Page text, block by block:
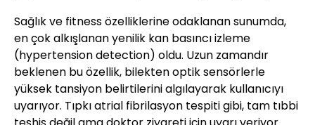
Sağlık ve fitness özelliklerine odaklanan sunumda,
en çok alkışlanan yenilik kan basıncı izleme
(hypertension detection) oldu. Uzun zamandır
beklenen bu özellik, bilekten optik sensörlerle
yüksek tansiyon belirtilerini algılayarak kullanıcıyı
uyarıyor. Tıpkı atrial fibrilasyon tespiti gibi, tam tıbbi